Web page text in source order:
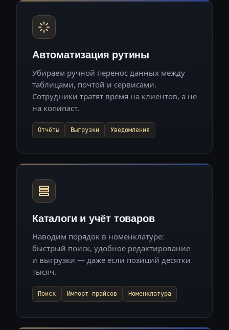
Автоматизация рутины
Убираем ручной перенос данных между
таблицами, почтой и сервисами.
Сотрудники тратят время на клиентов, а не
на копипаст.
Отчёты Выгрузки Уведомления
Каталоги и учёт товаров
Наводим порядок в номенклатуре:
быстрый поиск, удобное редактирование
и выгрузки — даже если позиций десятки
тысяч.
Поиск Импорт прайсов Номенклатура